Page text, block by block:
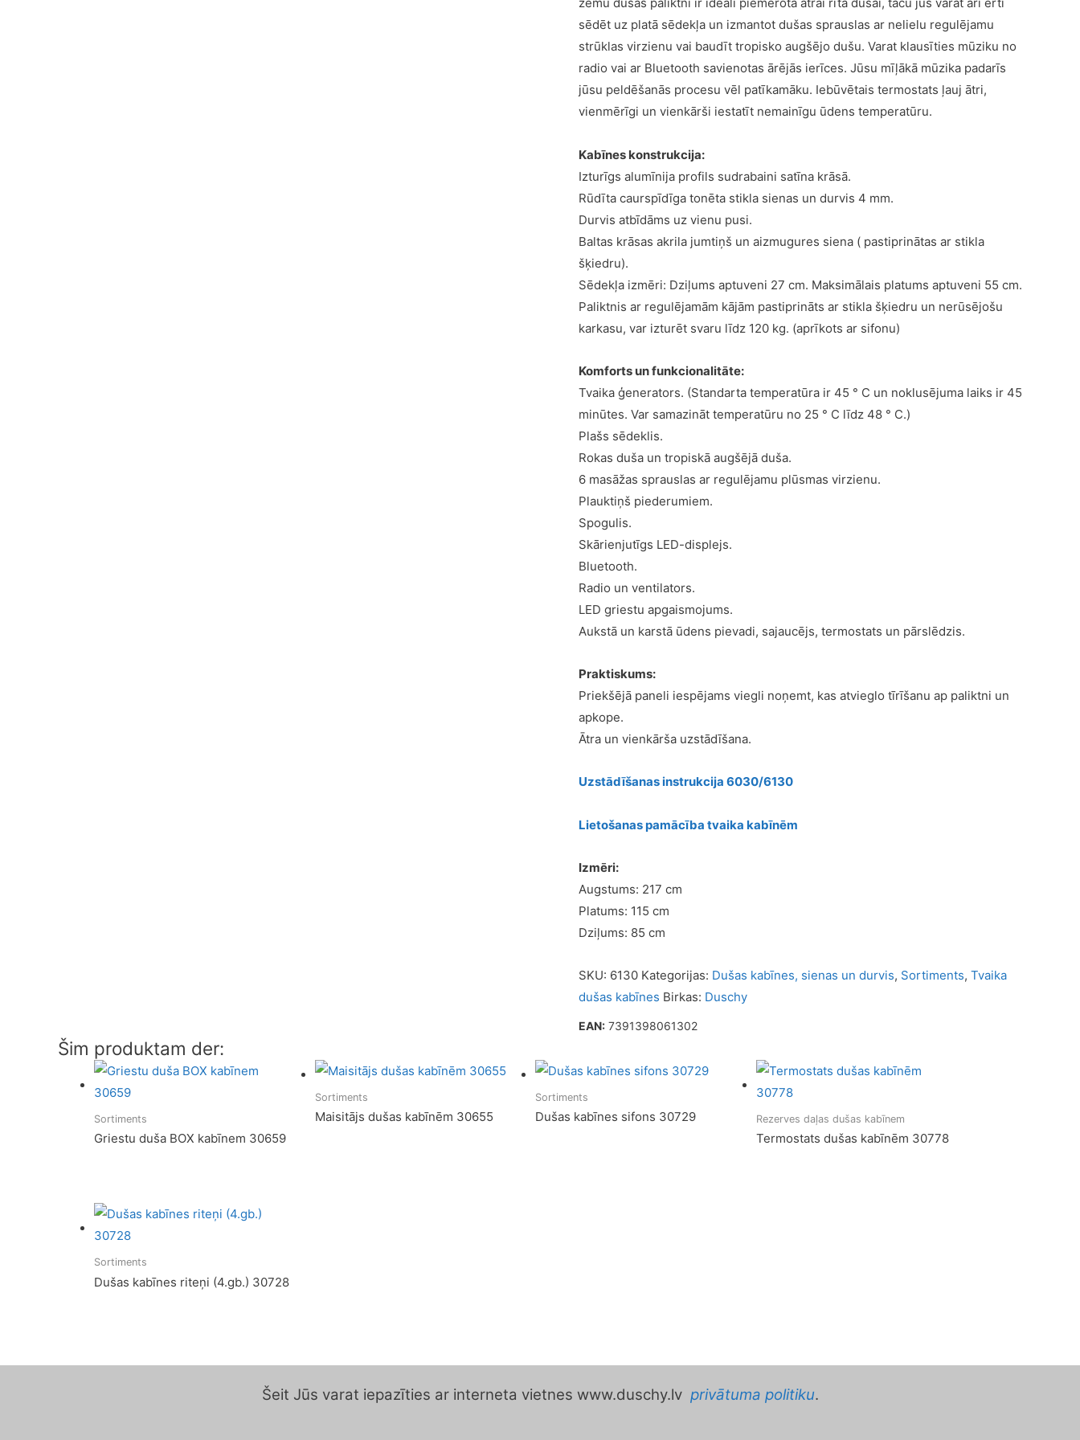
sēdēt uz platā sēdekļa un izmantot dušas sprauslas ar nelielu regulējamu
strūklas virzienu vai baudīt tropisko augšējo dušu. Varat klausīties mūziku no
radio vai ar Bluetooth savienotas ārējās ierīces. Jūsu mīļākā mūzika padarīs
jūsu peldēšanās procesu vēl patīkamāku. Iebūvētais termostats ļauj ātri,
vienmērīgi un vienkārši iestatīt nemainīgu ūdens temperatūru.
Kabīnes konstrukcija:
Izturīgs alumīnija profils sudrabaini satīna krāsā.
Rūdīta caurspīdīga tonēta stikla sienas un durvis 4 mm.
Durvis atbīdāms uz vienu pusi.
Baltas krāsas akrila jumtiņš un aizmugures siena ( pastiprinātas ar stikla
šķiedru).
Sēdekļa izmēri: Dziļums aptuveni 27 cm. Maksimālais platums aptuveni 55 cm.
Paliktnis ar regulējamām kājām pastiprināts ar stikla šķiedru un nerūsējošu
karkasu, var izturēt svaru līdz 120 kg. (aprīkots ar sifonu)
Komforts un funkcionalitāte:
Tvaika ģenerators. (Standarta temperatūra ir 45 ° C un noklusējuma laiks ir 45
minūtes. Var samazināt temperatūru no 25 ° C līdz 48 ° C.)
Plašs sēdeklis.
Rokas duša un tropiskā augšējā duša.
6 masāžas sprauslas ar regulējamu plūsmas virzienu.
Plauktiņš piederumiem.
Spogulis.
Skārienjutīgs LED-displejs.
Bluetooth.
Radio un ventilators.
LED griestu apgaismojums.
Aukstā un karstā ūdens pievadi, sajaucējs, termostats un pārslēdzis.
Praktiskums:
Priekšējā paneli iespējams viegli noņemt, kas atvieglo tīrīšanu ap paliktni un
apkope.
Ātra un vienkārša uzstādīšana.
Uzstādīšanas instrukcija 6030/6130
Lietošanas pamācība tvaika kabīnēm
Izmēri:
Augstums: 217 cm
Platums: 115 cm
Dziļums: 85 cm
SKU: 6130 Kategorijas: Dušas kabīnes, sienas un durvis, Sortiments, Tvaika
dušas kabīnes Birkas: Duschy
EAN: 7391398061302
Šim produktam der:
Sortiments
Griestu duša BOX kabīnem 30659
Sortiments
Maisitājs dušas kabīnēm 30655
Sortiments
Dušas kabīnes sifons 30729 Rezerves daļas dušas kabīnem
Termostats dušas kabīnēm 30778
Sortiments
Dušas kabīnes riteņi (4.gb.) 30728
Šeit Jūs varat iepazīties ar interneta vietnes www.duschy.lv privātuma politiku.